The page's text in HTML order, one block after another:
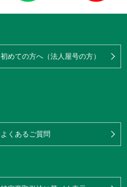
初めての方へ（法人屋号の方）
よくあるご質問